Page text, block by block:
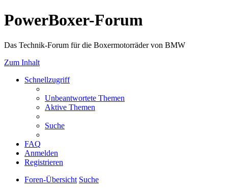
PowerBoxer-Forum
Das Technik-Forum für die Boxermotorräder von BMW
Zum Inhalt
Schnellzugriff
Unbeantwortete Themen
Aktive Themen
Suche
FAQ
Anmelden
Registrieren
Foren-Übersicht Suche